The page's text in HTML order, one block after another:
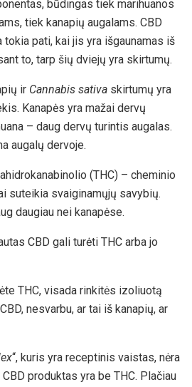
būdingas tiek marihuanos
tiek kanapių augalams. CBD
pati, kai jis yra išgaunamas iš
to, tarp šių dviejų yra skirtumų.
ir Cannabis sativa skirtumų yra
Kanapės yra mažai dervų
– daug dervų turintis augalas.
augalų dervoje.
(THC) – cheminio
suteikia svaiginamųjų savybių.
daugiau nei kanapėse.
CBD gali turėti THC arba jo
THC, visada rinkitės izoliuotą
nesvarbu, ar tai iš kanapių, ar
“, kuris yra receptinis vaistas, nėra
produktas yra be THC. Plačiau